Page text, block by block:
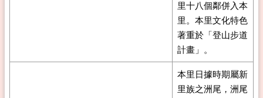
里十八個鄰併入本
里。本里文化特色
著重於「登山步道
計畫」。
本里日據時期屬新
里族之洲尾，洲尾